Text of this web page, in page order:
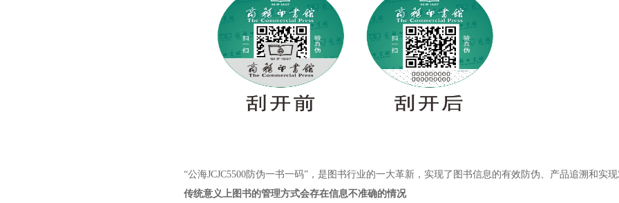
“公海JCJC5500防伪一书一码”，是图书行业的一大革新，实现了图书信息的有效防伪、产品追溯和实
传统意义上图书的管理方式会存在信息不准确的情况